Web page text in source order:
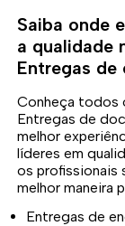
Saiba onde
a qualidade
Entregas de
Conheça todos
Entregas de
melhor
líderes em
os profissionais
melhor maneira
Entregas de